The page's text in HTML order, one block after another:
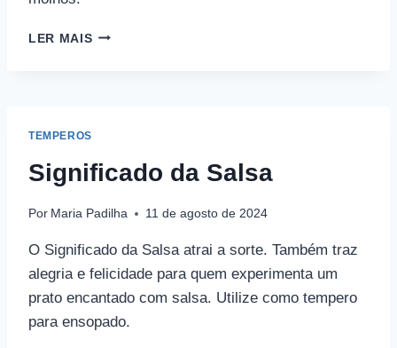
LER MAISSIGNIFICADO
TEMPEROS
Significado da Salsa
Por Maria Padilha 11 de agosto de 2024
O Significado da Salsa atrai a sorte. Também traz
alegria e felicidade para quem experimenta um
prato encantado com salsa. Utilize como tempero
para ensopado.